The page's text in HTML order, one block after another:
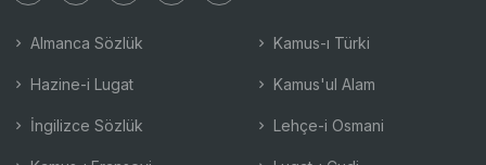
Almanca Sözlük
Hazine-i Lugat
İngilizce Sözlük
Kamus-ı Türki
Kamus'ul Alam
Lehçe-i Osmani